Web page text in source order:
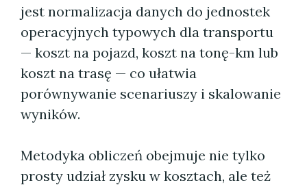
jest normalizacja danych do jednostek
operacyjnych typowych dla transportu
— koszt na pojazd, koszt na tonę-km lub
koszt na trasę — co ułatwia
porównywanie scenariuszy i skalowanie
wyników.
Metodyka obliczeń obejmuje nie tylko
prosty udział zysku w kosztach, ale też